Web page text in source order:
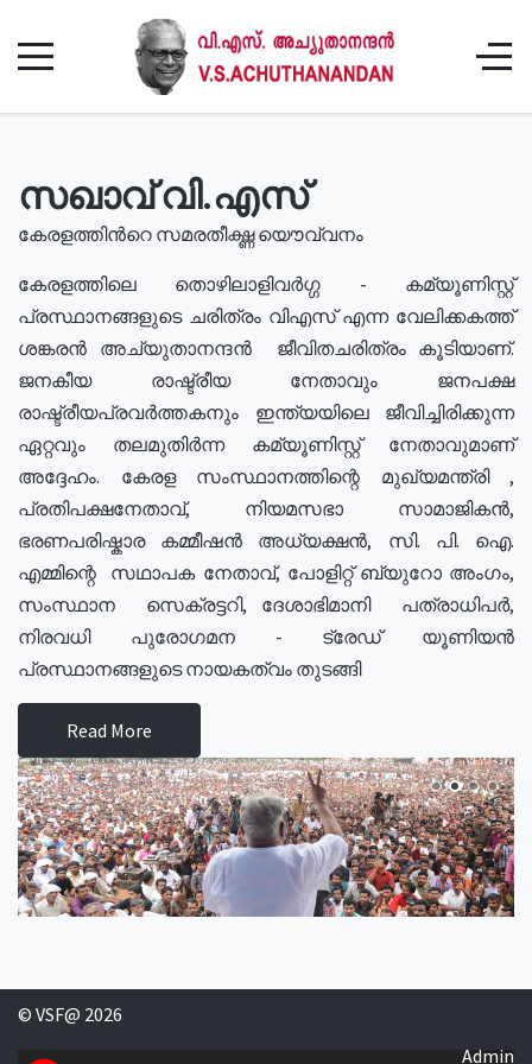
സഖാവ് വി.എസ്
കേരളത്തിൻറെ സമരതീക്ഷ്ണ യൌവ്വനം
കേരളത്തിലെ തൊഴിലാളിവർഗ്ഗ - കമ്യൂണിസ്റ്റ്
പ്രസ്ഥാനങ്ങളുടെ ചരിത്രം വിഎസ് എന്ന വേലിക്കകത്ത്
ശങ്കരൻ അച്യുതാനന്ദൻ ജീവിതചരിത്രം കൂടിയാണ്.
ജനകീയ രാഷ്ട്രീയ നേതാവും ജനപക്ഷ
രാഷ്ട്രീയപ്രവർത്തകനും ഇന്ത്യയിലെ ജീവിച്ചിരിക്കുന്ന
ഏറ്റവും തലമുതിർന്ന കമ്യൂണിസ്റ്റ് നേതാവുമാണ്
അദ്ദേഹം. കേരള സംസ്ഥാനത്തിന്റെ മുഖ്യമന്ത്രി ,
പ്രതിപക്ഷനേതാവ്, നിയമസഭാ സാമാജികൻ,
ഭരണപരിഷ്കാര കമ്മീഷൻ അധ്യക്ഷൻ, സി. പി. ഐ.
എമ്മിന്റെ സഥാപക നേതാവ്, പോളിറ്റ് ബ്യുറോ അംഗം,
സംസ്ഥാന സെക്രട്ടറി, ദേശാഭിമാനി പത്രാധിപർ,
നിരവധി പുരോഗമന - ട്രേഡ് യൂണിയൻ
പ്രസ്ഥാനങ്ങളുടെ നായകത്വം തുടങ്ങി
Read More
© VSF@ 2026
Admin